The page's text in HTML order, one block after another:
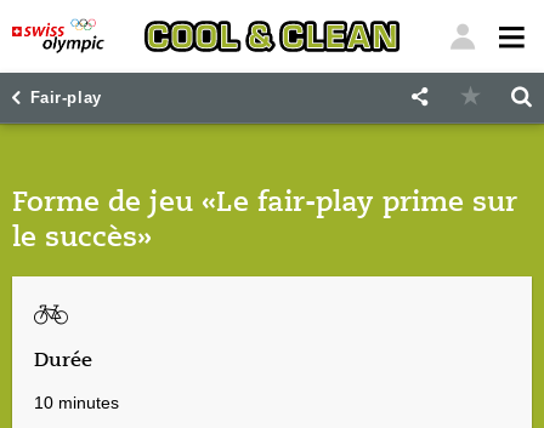
Fair-play
Forme de jeu «Le fair-play prime sur
le succès»
Durée
10 minutes